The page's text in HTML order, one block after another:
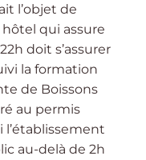
l’objet de
qui assure
doit s’assurer
la formation
de Boissons
au permis
l’établissement
au-delà de 2h